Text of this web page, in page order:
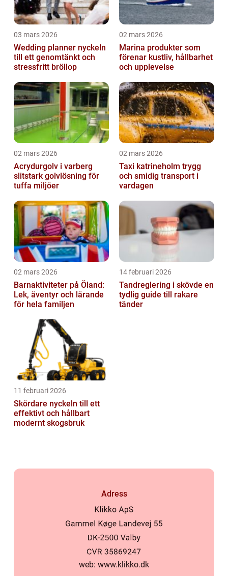
03 mars 2026
Wedding planner nyckeln
till ett genomtänkt och
stressfritt bröllop
02 mars 2026
Marina produkter som
förenar kustliv, hållbarhet
och upplevelse
02 mars 2026
Acrydurgolv i varberg
slitstark golvlösning för
tuffa miljöer
02 mars 2026
Taxi katrineholm trygg
och smidig transport i
vardagen
02 mars 2026
Barnaktiviteter på Öland:
Lek, äventyr och lärande
för hela familjen
14 februari 2026
Tandreglering i skövde en
tydlig guide till rakare
tänder
11 februari 2026
Skördare nyckeln till ett
effektivt och hållbart
modernt skogsbruk
Adress
web: www.klikko.dk